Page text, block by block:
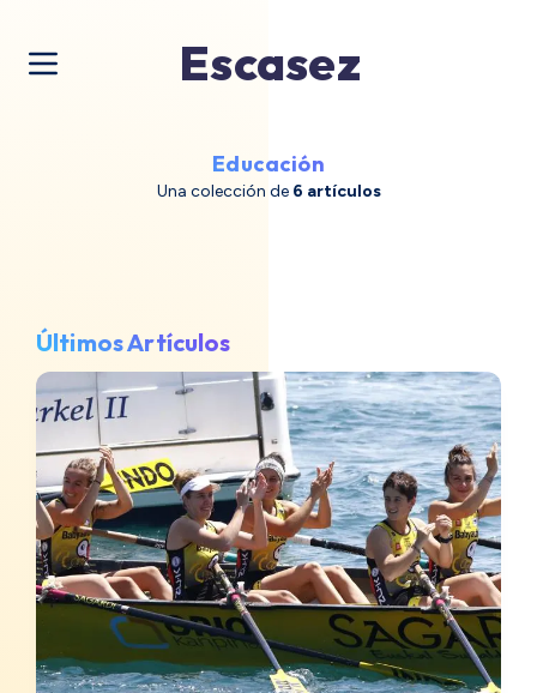
Escasez
Educación
Una colección de 6 artículos
Últimos Artículos